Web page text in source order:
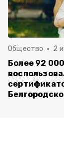
Общество 2
Более 92